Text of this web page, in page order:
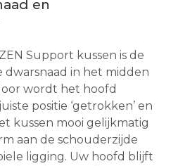
en
Support kussen is de
in het midden
wordt het hoofd
positie ‘getrokken’ en
kussen mooi gelijkmatig
aan de schouderzijde
ligging. Uw hoofd blijft